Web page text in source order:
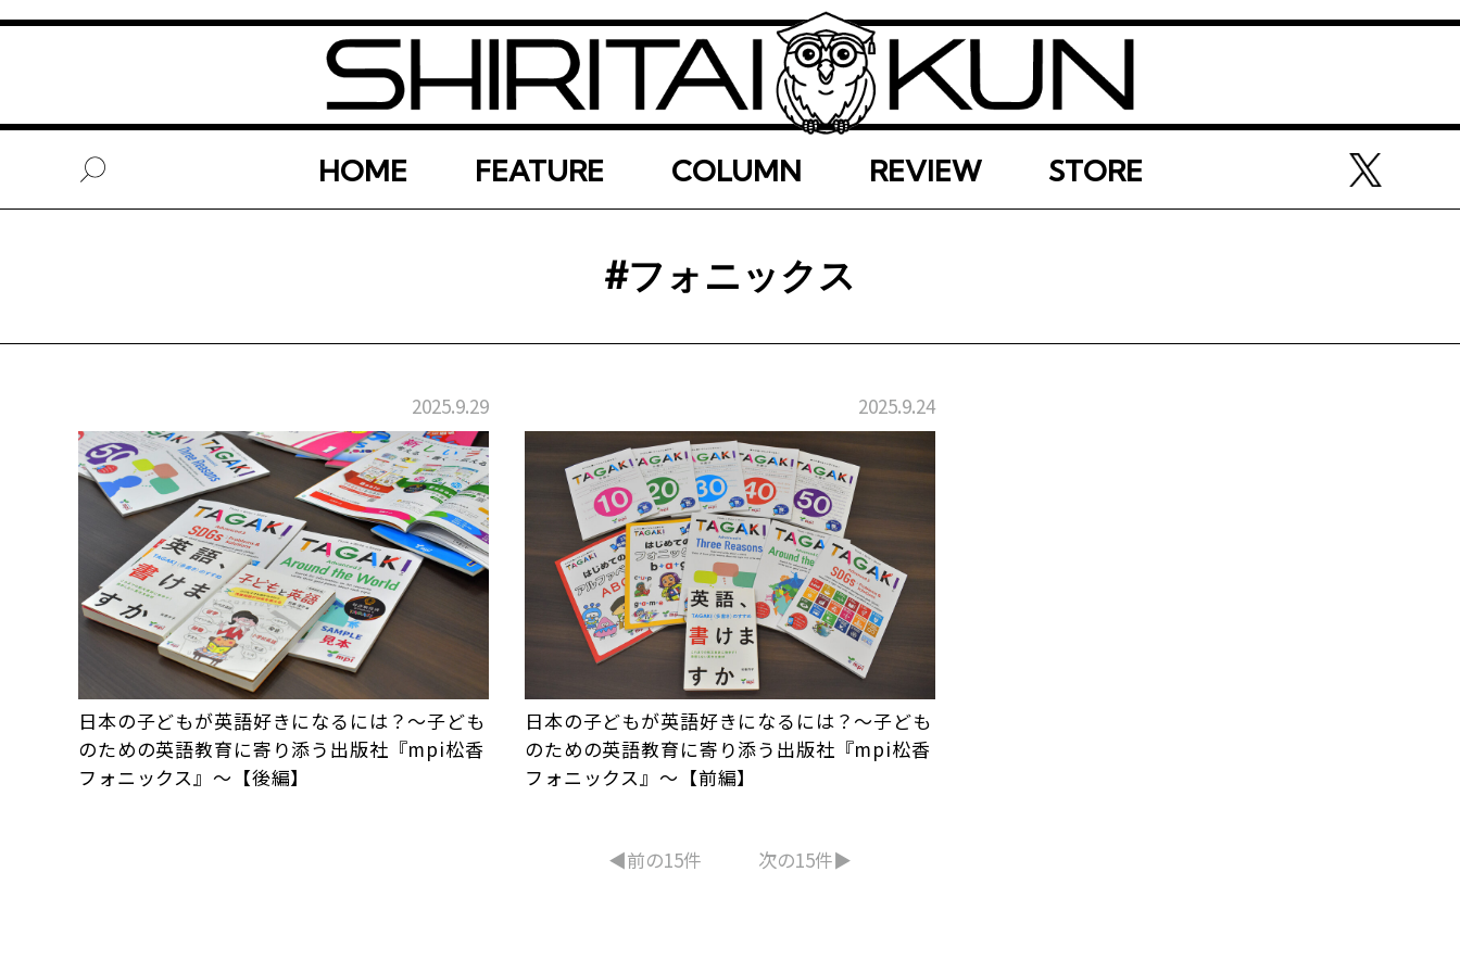
HOME FEATURE COLUMN REVIEW STORE
#フォニックス
2025.9.29
日本の子どもが英語好きになるには？～子ども
のための英語教育に寄り添う出版社『mpi松香
フォニックス』～【後編】
2025.9.24
日本の子どもが英語好きになるには？～子ども
のための英語教育に寄り添う出版社『mpi松香
フォニックス』～【前編】
◀︎前の15件 次の15件▶︎